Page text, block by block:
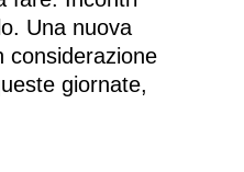
Una nuova
considerazione
giornate,